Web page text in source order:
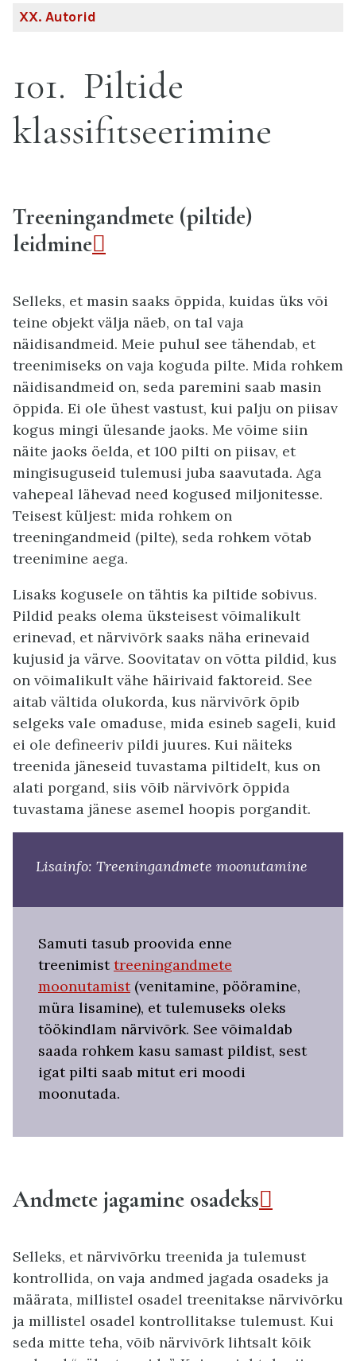
XX. Autorid
101
Piltide
klassifitseerimine
Treeningandmete (piltide)
leidmine
Selleks, et masin saaks õppida, kuidas üks või
teine objekt välja näeb, on tal vaja
näidisandmeid. Meie puhul see tähendab, et
treenimiseks on vaja koguda pilte. Mida rohkem
näidisandmeid on, seda paremini saab masin
õppida. Ei ole ühest vastust, kui palju on piisav
kogus mingi ülesande jaoks. Me võime siin
näite jaoks öelda, et 100 pilti on piisav, et
mingisuguseid tulemusi juba saavutada. Aga
vahepeal lähevad need kogused miljonitesse.
Teisest küljest: mida rohkem on
treeningandmeid (pilte), seda rohkem võtab
treenimine aega.
Lisaks kogusele on tähtis ka piltide sobivus.
Pildid peaks olema üksteisest võimalikult
erinevad, et närvivõrk saaks näha erinevaid
kujusid ja värve. Soovitatav on võtta pildid, kus
on võimalikult vähe häirivaid faktoreid. See
aitab vältida olukorda, kus närvivõrk õpib
selgeks vale omaduse, mida esineb sageli, kuid
ei ole defineeriv pildi juures. Kui näiteks
treenida jäneseid tuvastama piltidelt, kus on
alati porgand, siis võib närvivõrk õppida
tuvastama jänese asemel hoopis porgandit.
Lisainfo: Treeningandmete moonutamine
Samuti tasub proovida enne
treenimisttreeningandmete
moonutamist(venitamine, pööramine,
müra lisamine), et tulemuseks oleks
töökindlam närvivõrk. See võimaldab
saada rohkem kasu samast pildist, sest
igat pilti saab mitut eri moodi
moonutada.
Andmete jagamine osadeks
Selleks, et närvivõrku treenida ja tulemust
kontrollida, on vaja andmed jagada osadeks ja
määrata, millistel osadel treenitakse närvivõrku
ja millistel osadel kontrollitakse tulemust. Kui
seda mitte teha, võib närvivõrk lihtsalt kõik